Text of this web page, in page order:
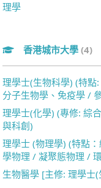
理學
香港城市大學 (4)
理學士(生物科學) (特點
分子生物學、免疫學 /
理學士(化學) (專修: 綜
與科創)
理學士 (物理學) (特點
學物理 / 凝聚態物理 /
生物醫學 [主修: 理學士